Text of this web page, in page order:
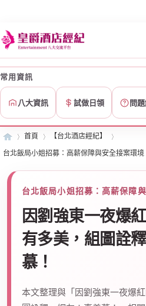
常用資訊
八大資訊 試做日領 問
首頁
›
【台北酒店經紀】
›
台北飯局小姐招募：高薪保障與安全接案環境
台北飯局小姐招募：高薪保障
因劉強東一夜爆
有多美，組圖詮
慕！
本文整理與「因劉強東一夜爆